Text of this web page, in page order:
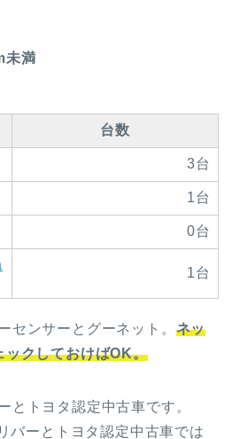
未満
台数
3台
1台
0台
1台
センサーとグーネット。 ネッ
ックしておけばOK。
とトヨタ認定中古車です。
バーとトヨタ認定中古車では